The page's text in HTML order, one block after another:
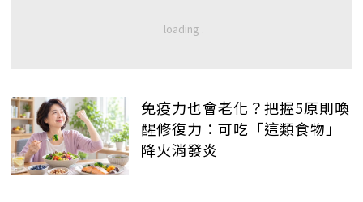
免疫力也會老化？把握5原則喚
醒修復力：可吃「這類食物」
降火消發炎